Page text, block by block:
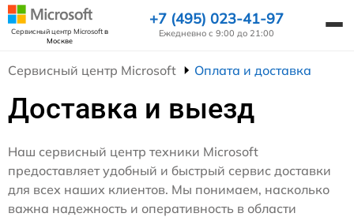
Сервисный центр Microsoftв
Москве
+7 (495) 023-41-97
Ежедневно с 9:00 до 21:00
Сервисный центр Microsoft Оплата и доставка
Доставка и выезд
Наш сервисный центр техники Microsoft
предоставляет удобный и быстрый сервис доставки
для всех наших клиентов. Мы понимаем, насколько
важна надежность и оперативность в области